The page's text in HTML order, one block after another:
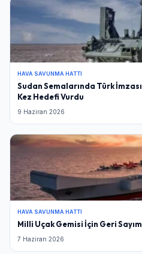
HAVA SAVUNMA HATTI
Sudan Semalarında Türk
Kez Hedefi Vurdu
9 Haziran 2026
HAVA SAVUNMA HATTI
Milli Uçak Gemisi İçin Geri
7 Haziran 2026